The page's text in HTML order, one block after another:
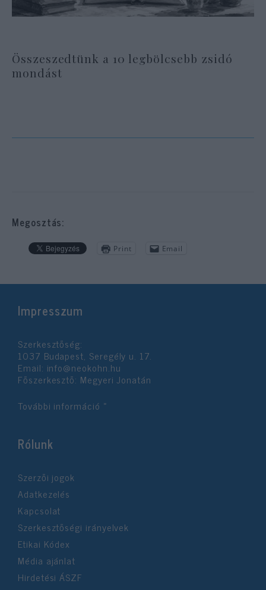
Összeszedtünk a 10 legbölcsebb zsidó
mondást
Megosztás:
Print Email
Impresszum
Szerkesztőség:
1037 Budapest, Seregély u. 17.
Email: info@neokohn.hu
Főszerkesztő: Megyeri Jonatán
További információ »
Rólunk
Szerzői jogok
Adatkezelés
Kapcsolat
Szerkesztőségi irányelvek
Etikai Kódex
Média ajánlat
Hirdetési ÁSZF